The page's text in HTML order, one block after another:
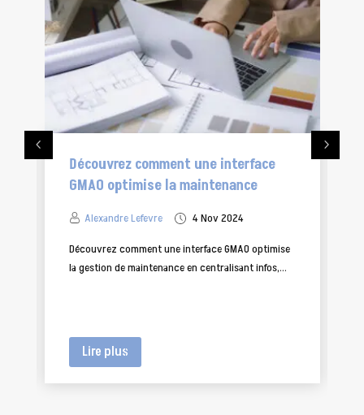
comment une interface
la maintenance
4 Nov 2024
une interface GMAO optimise
maintenance en centralisant infos,...
Les avantages
source pour votre
Découvrez les avantages
open source : réduction